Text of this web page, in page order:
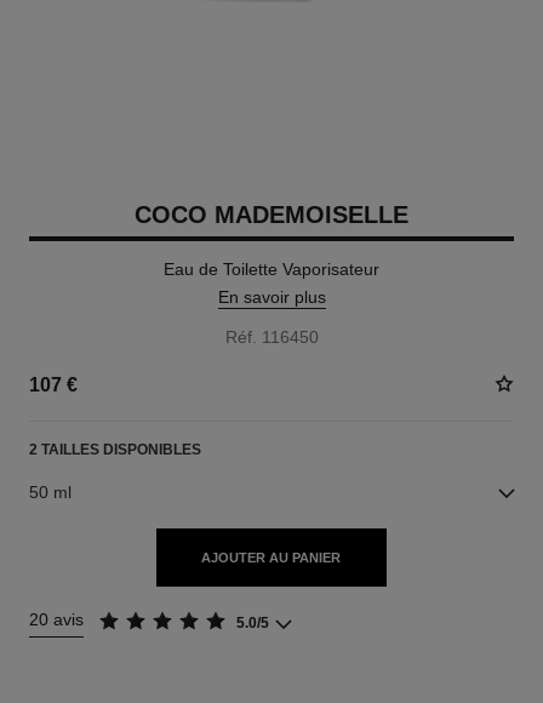
COCO MADEMOISELLE
Eau de Toilette Vaporisateur
En savoir plus
Réf. 116450
107 €
2 TAILLES DISPONIBLES
50 ml
AJOUTER AU PANIER
20 avis 5.0/5